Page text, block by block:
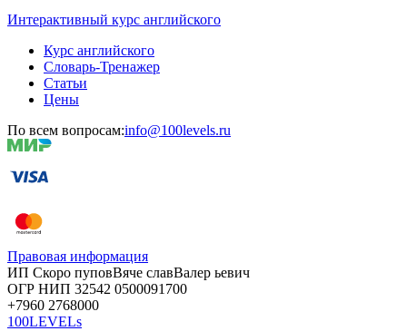
Интерактивный курс английского
Курс английского
Словарь-Тренажер
Статьи
Цены
По всем вопросам:info@100levels.ru
Правовая информация
ИП Скоро пуповВяче славВалер ьевич
ОГР НИП 32542 0500091700
+7960 2768000
100LEVELs